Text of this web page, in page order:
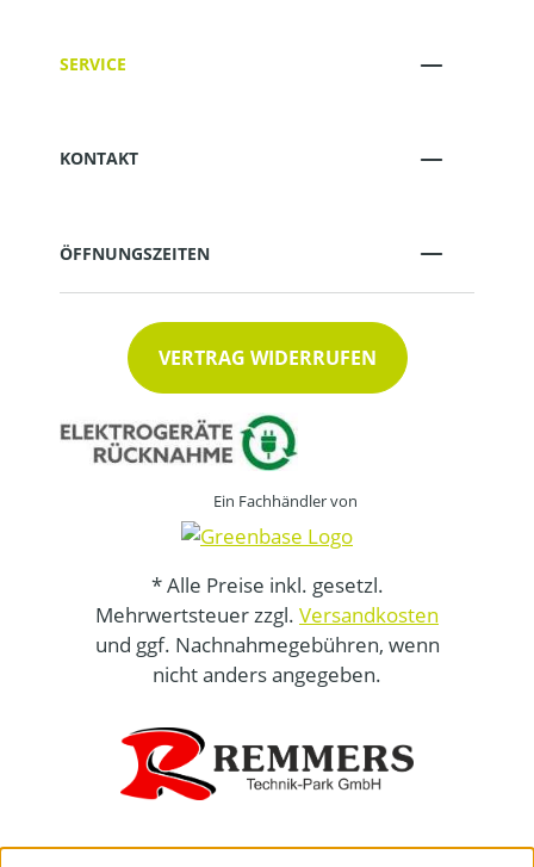
SERVICE
KONTAKT
ÖFFNUNGSZEITEN
VERTRAG WIDERRUFEN
Ein Fachhändler von
* Alle Preise inkl. gesetzl.
Mehrwertsteuer zzgl. Versandkosten
und ggf. Nachnahmegebühren, wenn
nicht anders angegeben.